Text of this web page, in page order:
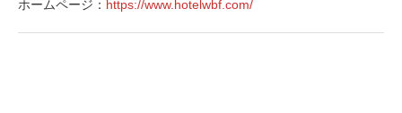
ホームページ： https://www.hotelwbf.com/